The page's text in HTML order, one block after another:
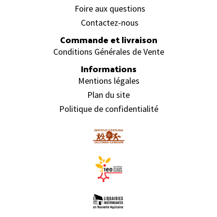
Foire aux questions
Contactez-nous
Commande et livraison
Conditions Générales de Vente
Informations
Mentions légales
Plan du site
Politique de confidentialité